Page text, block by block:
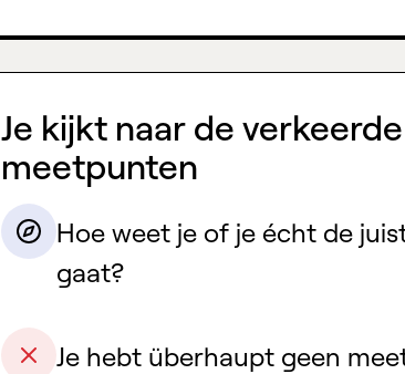
Je kijkt naar de verkeerde
meetpunten
Hoe weet je of je écht de
gaat?
Je hebt überhaupt geen